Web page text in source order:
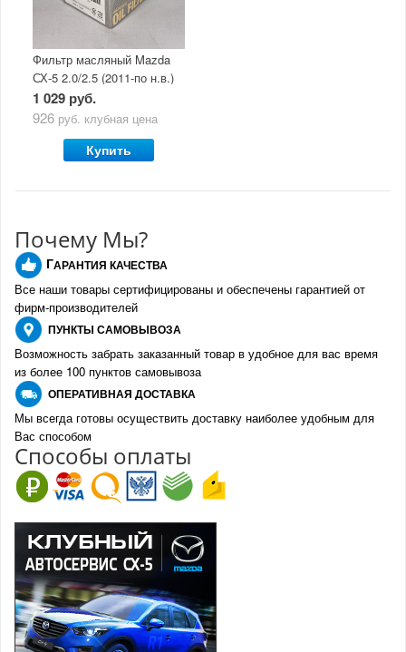
Фильтр масляный Mazda
СХ-5 2.0/2.5 (2011-по н.в.)
1 029 руб.
926 руб. клубная цена
Купить
Почему Мы?
ГАРАНТИЯ КАЧЕСТВА
Все наши товары сертифицированы и обеспечены гарантией от
фирм-производителей
ПУНКТЫ САМОВЫВОЗА
Возможность забрать заказанный товар в удобное для вас время
из более 100 пунктов самовывоза
ОПЕРАТИВНАЯ ДОСТАВКА
Мы всегда готовы осуществить доставку наиболее удобным для
Вас способом
Способы оплаты